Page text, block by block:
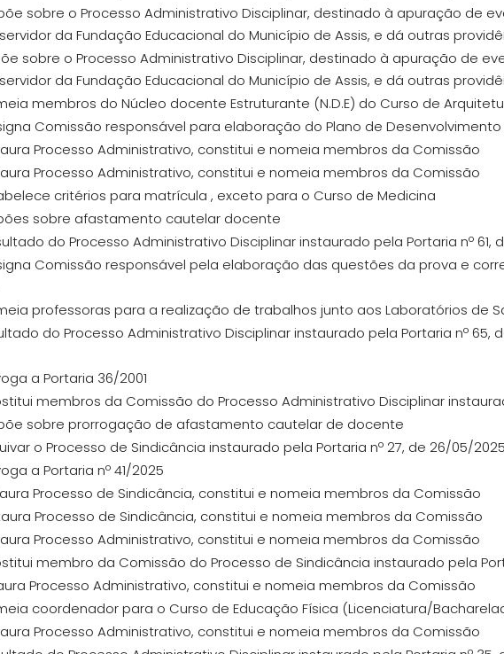
sobre o Processo Administrativo Disciplinar, destinado à apuração de
da Fundação Educacional do Município de Assis, e dá outras
sobre o Processo Administrativo Disciplinar, destinado à apuração de
da Fundação Educacional do Município de Assis, e dá outras
membros do Núcleo docente Estruturante (N.D.E) do Curso de
Comissão responsável para elaboração do Plano de Desenvolvimento
Processo Administrativo, constitui e nomeia membros da Comissão
Processo Administrativo, constitui e nomeia membros da Comissão
critérios para matrícula , exceto para o Curso de Medicina
sobre afastamento cautelar docente
do Processo Administrativo Disciplinar instaurado pela Portaria nº 61,
Comissão responsável pela elaboração das questões da prova e
professoras para a realização de trabalhos junto aos Laboratórios de
do Processo Administrativo Disciplinar instaurado pela Portaria nº 65,
a Portaria 36/2001
membros da Comissão do Processo Administrativo Disciplinar
sobre prorrogação de afastamento cautelar de docente
o Processo de Sindicância instaurado pela Portaria nº 27, de 26/05/2025
a Portaria nº 41/2025
Processo de Sindicância, constitui e nomeia membros da Comissão
Processo de Sindicância, constitui e nomeia membros da Comissão
Processo Administrativo, constitui e nomeia membros da Comissão
membro da Comissão do Processo de Sindicância instaurado pela
Processo Administrativo, constitui e nomeia membros da Comissão
coordenador para o Curso de Educação Física (Licenciatura/
Processo Administrativo, constitui e nomeia membros da Comissão